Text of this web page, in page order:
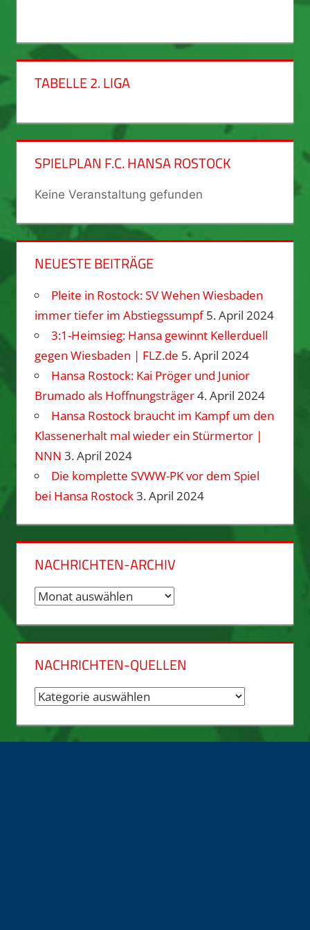
TABELLE 2. LIGA
SPIELPLAN F.C. HANSA ROSTOCK
Keine Veranstaltung gefunden
NEUESTE BEITRÄGE
Pleite in Rostock: SV Wehen Wiesbaden
immer tiefer im Abstiegssumpf 5. April 2024
3:1-Heimsieg: Hansa gewinnt Kellerduell
gegen Wiesbaden | FLZ.de 5. April 2024
Hansa Rostock: Kai Pröger und Junior
Brumado als Hoffnungsträger4. April 2024
Hansa Rostock braucht im Kampf um den
Klassenerhalt mal wieder ein Stürmertor |
NNN 3. April 2024
Die komplette SVWW-PK vor dem Spiel
bei Hansa Rostock3. April 2024
NACHRICHTEN-ARCHIV
Nachrichten-
NACHRICHTEN-QUELLEN
Nachrichten-